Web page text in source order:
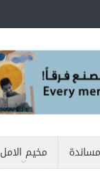
مخيم الامل